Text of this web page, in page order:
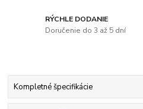
RÝCHLE DODANIE
Doručenie do 3 až 5 dní
Kompletné špecifikácie